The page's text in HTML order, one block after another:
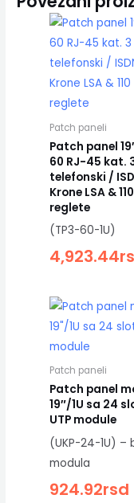
Patch paneli
Patch panel
60 RJ-45 kat.
telefonski /
Krone LSA &
reglete
(TP3-60-1U)
4,923.44
Patch paneli
Patch panel
19″/1U sa 24
UTP module
(UKP-24-1U) –
modula
924.92rsd